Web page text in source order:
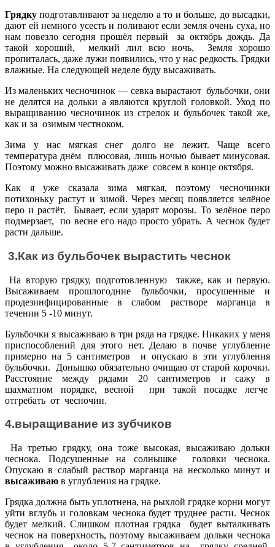
Грядку подготавливают за неделю а то и больше, до высадки,
дают ей немного усесть и поливают если земля очень суха, но
нам повезло сегодня прошёл первый за октябрь дождь. Да
такой хороший, мелкий лил всю ночь, Земля хорошо
пропиталась, даже лужи появились, что у нас редкость. Грядки
влажные. На следующей неделе буду высаживать.
Из маленьких чесночинок — севка вырастают бульбочки, они
не делятся на дольки а являются круглой головкой. Уход по
выращиванию чесночинок из стрелок и бульбочек такой же,
как и за озимым честноком.
Зима у нас мягкая снег долго не лежит. Чаще всего
температура днём плюсовая, лишь ночью бывает минусовая.
Поэтому можно высаживать даже совсем в конце октября.
Как я уже сказала зима мягкая, поэтому чесночинки
потихоньку растут и зимой. Через месяц появляется зелёное
перо и растёт. Бывает, если ударят морозы. То зелёное перо
подмерзает, по весне его надо просто убрать. А чеснок будет
расти дальше.
3.Как из бульбочек вырастить чеснок
На вторую грядку, подготовленную также, как и первую.
Высаживаем прошлогодние бульбочки, просушенные и
продезинфицированные в слабом растворе марганца в
течении 5 -10 минут.
Бульбочки я высаживаю в три ряда на грядке. Никаких у меня
приспособлений для этого нет. Делаю в почве углубление
примерно на 5 сантиметров и опускаю в эти углубления
бульбочки. Донышко обязательно очищаю от старой корочки.
Расстояние между рядами 20 сантиметров и сажу в
шахматном порядке, весной при такой посадке легче
отгребать от чесночин.
4.выращивание из зубчиков
На третью грядку, она тоже высокая, высаживаю дольки
чеснока. Подсушенные на солнышке головки чеснока.
Опускаю в слабый раствор марганца на несколько минут и
высаживаю в углубления на грядке.
Грядка должна быть уплотнена, на рыхлой грядке корни могут
уйти вглубь и головкам чеснока будет труднее расти. Чеснок
будет мелкий. Слишком плотная грядка будет выталкивать
чеснок на поверхность, поэтому высаживаем дольки чеснока